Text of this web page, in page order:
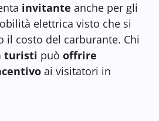
invitante anche per gli
elettrica visto che si
il costo del carburante. Chi
turisti può offrire
ai visitatori in